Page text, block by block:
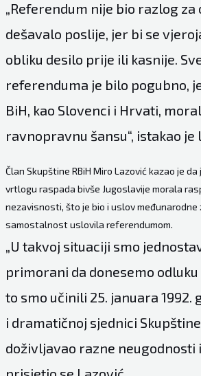
„Referendum nije bio razlog za
dešavalo poslije, jer bi se
obliku desilo prije ili kasnije.
referenduma je bilo pogubno,
BiH, kao Slovenci i Hrvati,
ravnopravnu šansu“, istakao je
Član Skupštine RBiH Miro Lazović kazao je da
vrtlogu raspada bivše Jugoslavije morala
nezavisnosti, što je bio i uslov međunarodne
samostalnost uslovila referendumom.
„U takvoj situaciji smo
primorani da donesemo
to smo učinili 25. januara 1992.
i dramatičnoj sjednici
doživljavao razne neugodnosti